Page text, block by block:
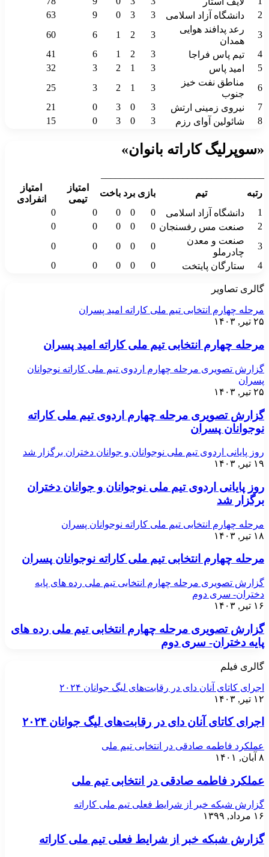
2
دانشگاه آزاد اسلامی 3
3
0
9
63
3
رعد پدافند هوایی
همدان
3
2
1
6
60
4
تیم پاس فراجا 3
2
1
6
41
5
امید پاس 3
1
2
3
32
6
مناطق نفت خیز
جنوب
3
1
2
3
25
7
نیروی زمینی ارتش 3
0
3
0
21
8
شائولین آوای رزم 3
0
3
0
15
«سوپرلیگ کاراته بانوان»
رتبه
تیم بازی برد باخت
امتیاز
تیمی
امتیاز
انفرادی
1
دانشگاه آزاد اسلامی 0
0
0
0
0
2
صنعت مس رفسنجان 0
0
0
0
0
3
صنعت و معدن
چادرملو
0
0
0
0
0
4
ستارگان پایتخت 0
0
0
0
0
گالری تصاویر
مرحله چهارم انتخابی تیم ملی کاراته امید پسران
۲۵ تیر, ۱۴۰۳
مرحله چهارم انتخابی تیم ملی کاراته امید پسران
گزارش تصویری مرحله چهارم اردوی تیم ملی کاراته نوجوانان
پسران
۲۵ تیر, ۱۴۰۳
گزارش تصویری مرحله چهارم اردوی تیم ملی کاراته
نوجوانان پسران
روز پایانی اردوی تیم ملی نوجوانان و جوانان دختران برگزار شد
۱۹ تیر, ۱۴۰۳
روز پایانی اردوی تیم ملی نوجوانان و جوانان دختران
برگزار شد
مرحله چهارم انتخابی تیم ملی کاراته نوجوانان پسران
۱۸ تیر, ۱۴۰۳
مرحله چهارم انتخابی تیم ملی کاراته نوجوانان پسران
گزارش تصویری مرحله چهارم انتخابی تیم ملی رده های پایه
دختران- سری دوم
۱۶ تیر, ۱۴۰۳
گزارش تصویری مرحله چهارم انتخابی تیم ملی رده های
پایه دختران- سری دوم
گالری فیلم
اجرای کاتای آنان دای در رقابت‌های لیگ جوانان ۲۰۲۴
۱۲ تیر, ۱۴۰۳
اجرای کاتای آنان دای در رقابت‌های لیگ جوانان ۲۰۲۴
عملکرد فاطمه صادقی در انتخابی تیم ملی
۸ آبان, ۱۴۰۱
عملکرد فاطمه صادقی در انتخابی تیم ملی
گزارش شبکه خبر از شرایط فعلی تیم ملی کاراته
۱۶ مرداد, ۱۳۹۹
گزارش شبکه خبر از شرایط فعلی تیم ملی کاراته